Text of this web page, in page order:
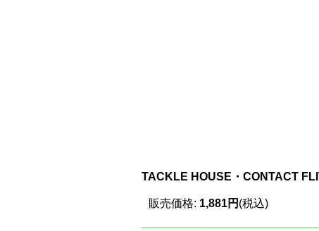
TACKLE HOUSE・CONTACT
販売価格: 1,881円 (税込)